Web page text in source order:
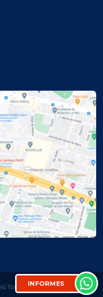
Todos los derechos reservados
INFORMES